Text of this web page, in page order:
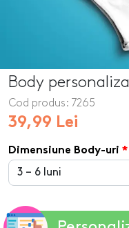
Body
Cod produs: 7265
39,99 Lei
Dimensiune Body-uri